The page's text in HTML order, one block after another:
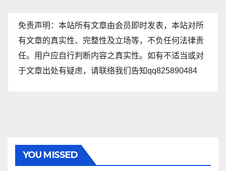
免责声明：本站所有文章由会员即时发表，本站对所
有文章的真实性、完整性及立场等，不负任何法律责
任。用户应自行判断内容之真实性。如有不适当或对
于文章出处有疑虑，请联络我们告知qq825890484
YOU MISSED